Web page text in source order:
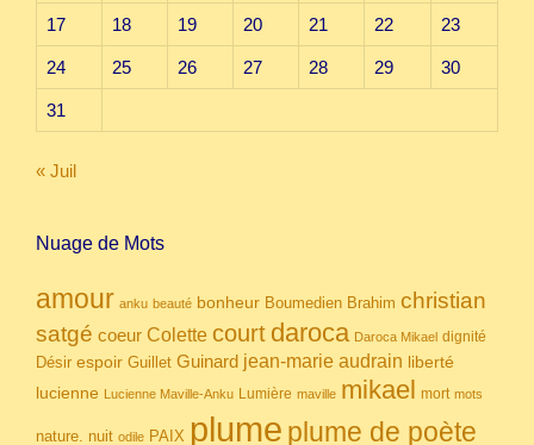
17 18 19 20 21 22 23
24 25 26 27 28 29 30
31
« Juil
Nuage de Mots
amour anku beauté bonheur Boumedien Brahim christian
satgé coeur Colette court daroca Daroca Mikael dignité
Désir espoir Guillet Guinard jean-marie audrain liberté
lucienne Lucienne Maville-Anku Lumière maville mikael mort mots
nature. nuit odile PAIX plume plume de poète